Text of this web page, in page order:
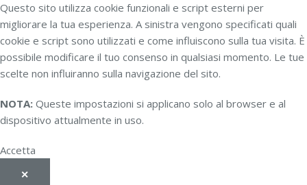
Questo sito utilizza cookie funzionali e script esterni per
migliorare la tua esperienza. A sinistra vengono specificati quali
cookie e script sono utilizzati e come influiscono sulla tua visita. È
possibile modificare il tuo consenso in qualsiasi momento. Le tue
scelte non influiranno sulla navigazione del sito.
NOTA: Queste impostazioni si applicano solo al browser e al
dispositivo attualmente in uso.
Accetta
✕